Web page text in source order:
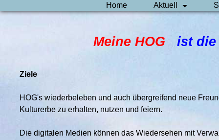
Home Aktuell
Meine HOG ist
Ziele
HOG's wiederbeleben und auch übergreifend neue
Kulturerbe zu erhalten, nutzen und feiern.
Die digitalen Medien können das Wiedersehen mit